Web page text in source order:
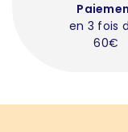
en 3 fois
60€